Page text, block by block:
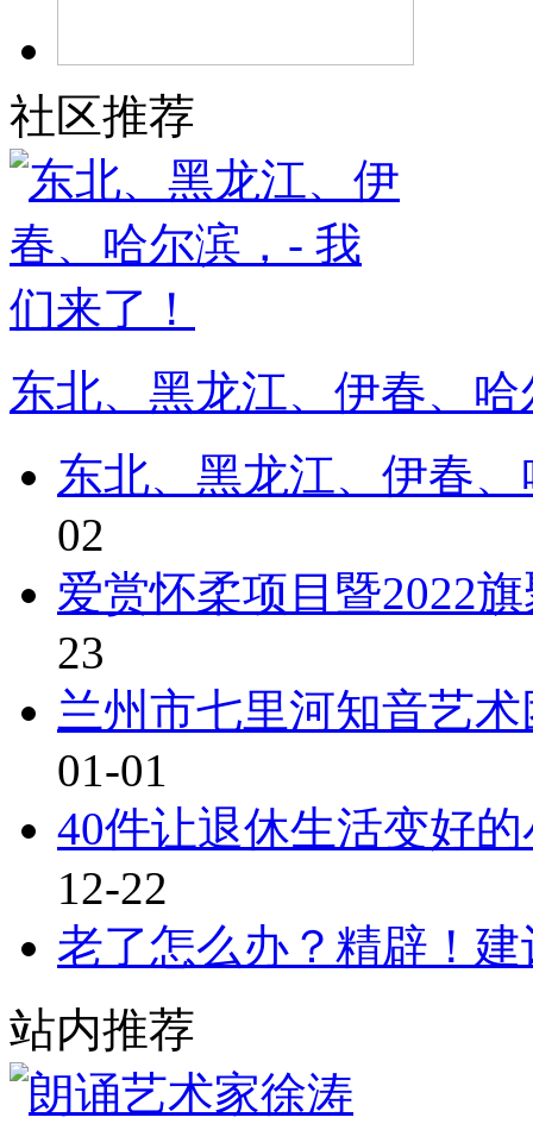
社区推荐
东北、黑龙江、伊春、
东北、黑龙江、伊春
02
爱赏怀柔项目暨2022
23
兰州市七里河知音艺
01-01
40件让退休生活变好
12-22
老了怎么办？精辟！
站内推荐